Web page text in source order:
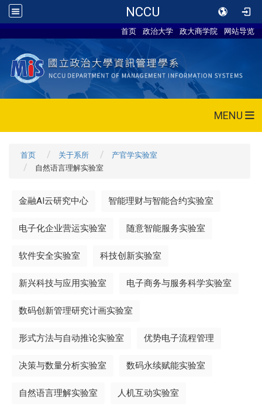
NCCU
首页 政治大学 政大商学院 网站导览
MENU
首页 关于系所
产官学实验室
自然语言理解实验室
金融AI云研究中心 智能理财与智能合约实验室
电子化企业营运实验室 随意智能服务实验室
软件安全实验室 科技创新实验室
新兴科技与应用实验室 电子商务与服务科学实验室
数码创新管理研究计画实验室
形式方法与自动推论实验室 优势电子流程管理
决策与数量分析实验室 数码永续赋能实验室
自然语言理解实验室 人机互动实验室